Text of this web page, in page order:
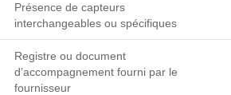
Présence de capteurs
interchangeables ou spécifiques
Registre ou document
d’accompagnement fourni par le
fournisseur